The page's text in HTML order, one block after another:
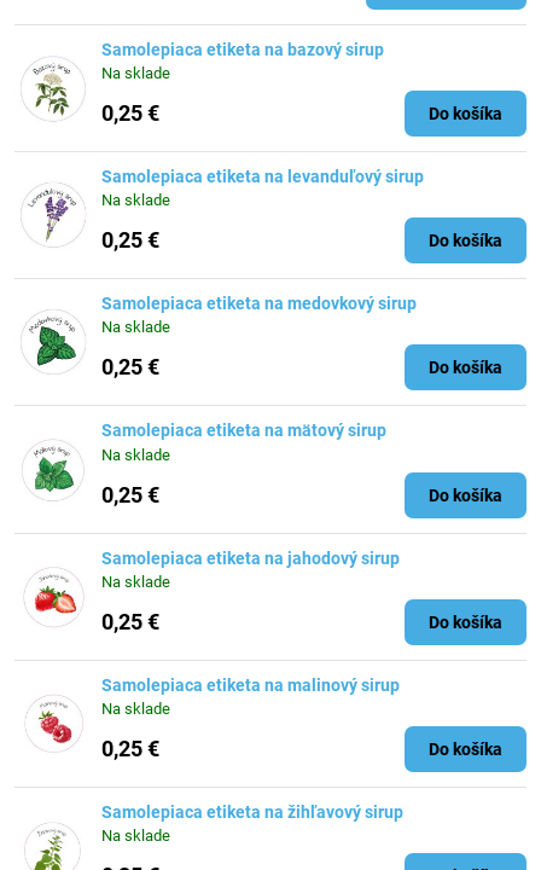
Samolepiaca etiketa na bazový sirup
Na sklade
0,25 € Do košíka
Samolepiaca etiketa na levanduľový sirup
Na sklade
0,25 € Do košíka
Samolepiaca etiketa na medovkový sirup
Na sklade
0,25 € Do košíka
Samolepiaca etiketa na mätový sirup
Na sklade
0,25 € Do košíka
Samolepiaca etiketa na jahodový sirup
Na sklade
0,25 € Do košíka
Samolepiaca etiketa na malinový sirup
Na sklade
0,25 € Do košíka
Samolepiaca etiketa na žihľavový sirup
Na sklade